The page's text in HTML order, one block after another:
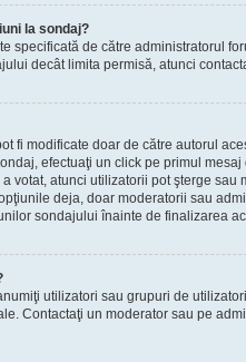
la sondaj?
specificată de către administratorul
decât limita permisă, atunci
fi modificate doar de către autorul
efectuaţi un click pe primul
votat, atunci utilizatorii pot şterge
deja, doar moderatorii sau
sondajului înainte de finalizarea
utilizatori sau grupuri de
Contactaţi un moderator sau pe